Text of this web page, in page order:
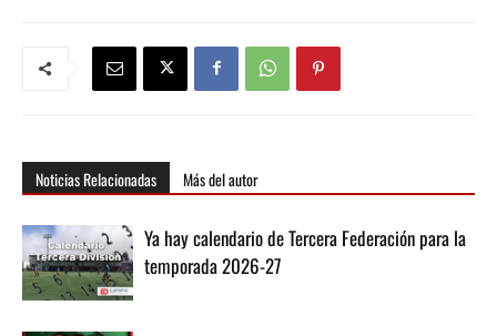
Noticias Relacionadas Más del autor
Ya hay calendario de Tercera Federación para la
temporada 2026-27